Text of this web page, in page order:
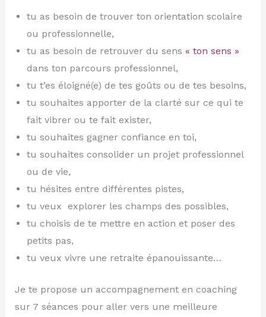
tu as besoin de trouver ton orientation scolaire
ou professionnelle,
tu as besoin de retrouver du sens « ton sens »
dans ton parcours professionnel,
tu t’es éloigné(e) de tes goûts ou de tes besoins,
tu souhaites apporter de la clarté sur ce qui te
fait vibrer ou te fait exister,
tu souhaites gagner confiance en toi,
tu souhaites consolider un projet professionnel
ou de vie,
tu hésites entre différentes pistes,
tu veux explorer les champs des possibles,
tu choisis de te mettre en action et poser des
petits pas,
tu veux vivre une retraite épanouissante…
Je te propose un accompagnement en coaching
sur 7 séances pour aller vers une meilleure